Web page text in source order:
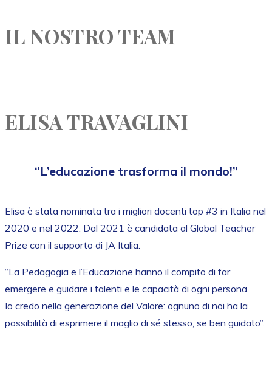
IL NOSTRO TEAM
ELISA TRAVAGLINI
“L’educazione trasforma il mondo!”
Elisa è stata nominata tra i migliori docenti top #3 in Italia nel
2020 e nel 2022. Dal 2021 è candidata al Global Teacher
Prize con il supporto di JA Italia.
“La Pedagogia e l’Educazione hanno il compito di far
emergere e guidare i talenti e le capacità di ogni persona.
Io credo nella generazione del Valore: ognuno di noi ha la
possibilità di esprimere il maglio di sé stesso, se ben guidato”.